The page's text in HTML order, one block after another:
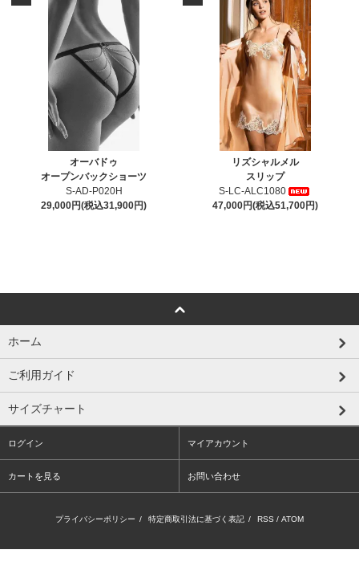
オーバドゥ
オープンバックショーツ
S-AD-P020H
29,000円(税込31,900円)
リズシャルメル
スリップ
S-LC-ALC1080
47,000円(税込51,700円)
ホーム
ご利用ガイド
サイズチャート
ログイン マイアカウント
カートを見る お問い合わせ
プライバシーポリシー / 特定商取引法に基づく表記 / RSS / ATOM